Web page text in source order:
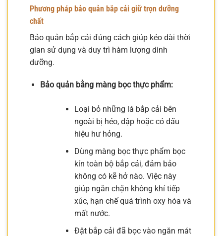
Phương pháp bảo quản bắp cải giữ trọn dưỡng
chất
Bảo quản bắp cải đúng cách giúp kéo dài thời
gian sử dụng và duy trì hàm lượng dinh
dưỡng.
Bảo quản bằng màng bọc thực phẩm:
Loại bỏ những lá bắp cải bên
ngoài bị héo, dập hoặc có dấu
hiệu hư hỏng.
Dùng màng bọc thực phẩm bọc
kín toàn bộ bắp cải, đảm bảo
không có kẽ hở nào. Việc này
giúp ngăn chặn không khí tiếp
xúc, hạn chế quá trình oxy hóa và
mất nước.
Đặt bắp cải đã bọc vào ngăn mát